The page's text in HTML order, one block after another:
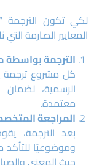
لكي تكون
المعايير الصارمة التي
الترجمة
كل مشروع
الرسمية،
معتمدة.
المراجعة
بعد الترجمة،
وموضوعيًا